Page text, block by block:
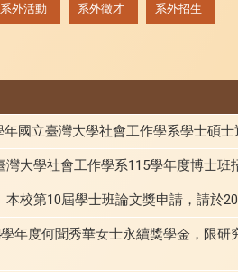
系外活動 系外徵才 系外招生
年國立臺灣大學社會工作學系學士碩
灣大學社會工作學系115學年度博士
本校第10屆學士班論文獎申請，請於
學年度​何聞秀華女士永續獎學金，限